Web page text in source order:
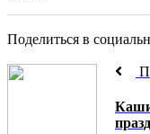
Поделиться в